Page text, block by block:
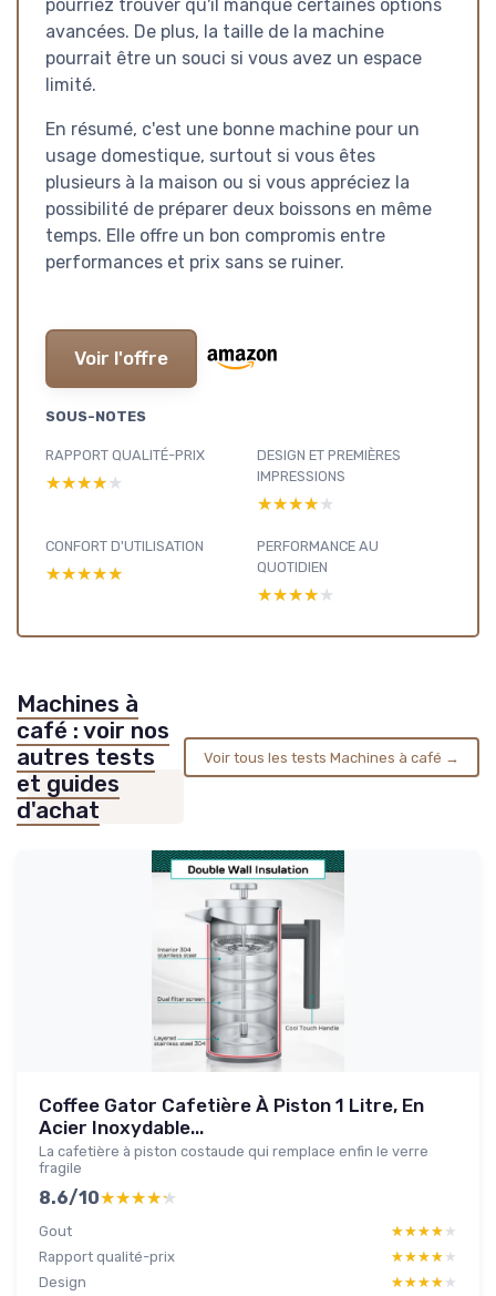
pourriez trouver qu'il manque certaines options
avancées. De plus, la taille de la machine
pourrait être un souci si vous avez un espace
limité.
En résumé, c'est une bonne machine pour un
usage domestique, surtout si vous êtes
plusieurs à la maison ou si vous appréciez la
possibilité de préparer deux boissons en même
temps. Elle offre un bon compromis entre
performances et prix sans se ruiner.
Voir l'offre
SOUS-NOTES
RAPPORT QUALITÉ-PRIX
★★★★★
★★★★★
DESIGN ET PREMIÈRES
IMPRESSIONS
★★★★★
★★★★★
CONFORT D'UTILISATION
★★★★★
★★★★★
PERFORMANCE AU
QUOTIDIEN
★★★★★
★★★★★
Machines à
café : voir nos
autres tests
et guides
d'achat
Voir tous les tests Machines à café →
Coffee Gator Cafetière À Piston 1 Litre, En
Acier Inoxydable...
La cafetière à piston costaude qui remplace enfin le verre
fragile
8.6/10★★★★★
★★★★★
Gout ★★★★★
★★★★★
Rapport qualité-prix
★★★★★
★★★★★
Design
★★★★★
★★★★★